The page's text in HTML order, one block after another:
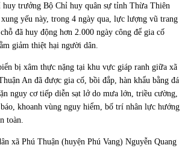
trưởng Bộ Chỉ huy quân sự tỉnh Thừa Thiên
yếu này, trong 4 ngày qua, lực lượng vũ trang
đã huy động hơn 2.000 ngày công để gia cố
giảm thiệt hại người dân.
bị xâm thực nặng tại khu vực giáp ranh giữa xã
An đã được gia cố, bồi đắp, hàn khẩu bằng đá
nguy cơ tiếp diễn sạt lở do mưa lớn, triều cường,
khoanh vùng nguy hiểm, bố trí nhân lực hướng
toàn.
xã Phú Thuận (huyện Phú Vang) Nguyễn Quang